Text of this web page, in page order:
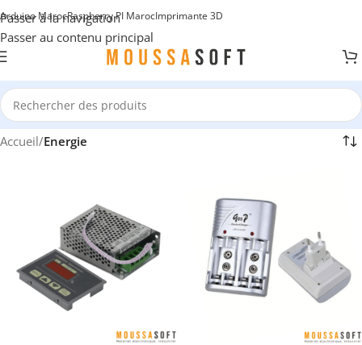
Passer à la navigation
Passer au contenu principal
Arduino MarocRaspberry PI MarocImprimante 3D
Accueil/Energie